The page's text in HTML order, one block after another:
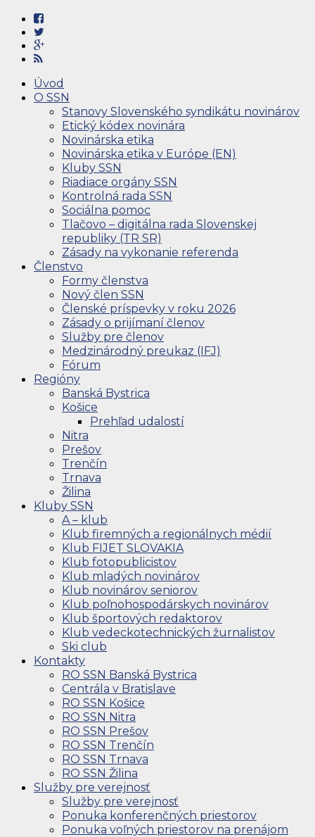
Úvod
O SSN
Stanovy Slovenského syndikátu novinárov
Etický kódex novinára
Novinárska etika
Novinárska etika v Európe (EN)
Kluby SSN
Riadiace orgány SSN
Kontrolná rada SSN
Sociálna pomoc
Tlačovo – digitálna rada Slovenskej
republiky (TR SR)
Zásady na vykonanie referenda
Členstvo
Formy členstva
Nový člen SSN
Členské príspevky v roku 2026
Zásady o prijímaní členov
Služby pre členov
Medzinárodný preukaz (IFJ)
Fórum
Regióny
Banská Bystrica
Košice
Prehľad udalostí
Nitra
Prešov
Trenčín
Trnava
Žilina
Kluby SSN
A – klub
Klub firemných a regionálnych médií
Klub FIJET SLOVAKIA
Klub fotopublicistov
Klub mladých novinárov
Klub novinárov seniorov
Klub poľnohospodárskych novinárov
Klub športových redaktorov
Klub vedeckotechnických žurnalistov
Ski club
Kontakty
RO SSN Banská Bystrica
Centrála v Bratislave
RO SSN Košice
RO SSN Nitra
RO SSN Prešov
RO SSN Trenčín
RO SSN Trnava
RO SSN Žilina
Služby pre verejnosť
Služby pre verejnosť
Ponuka konferenčných priestorov
Ponuka voľných priestorov na prenájom